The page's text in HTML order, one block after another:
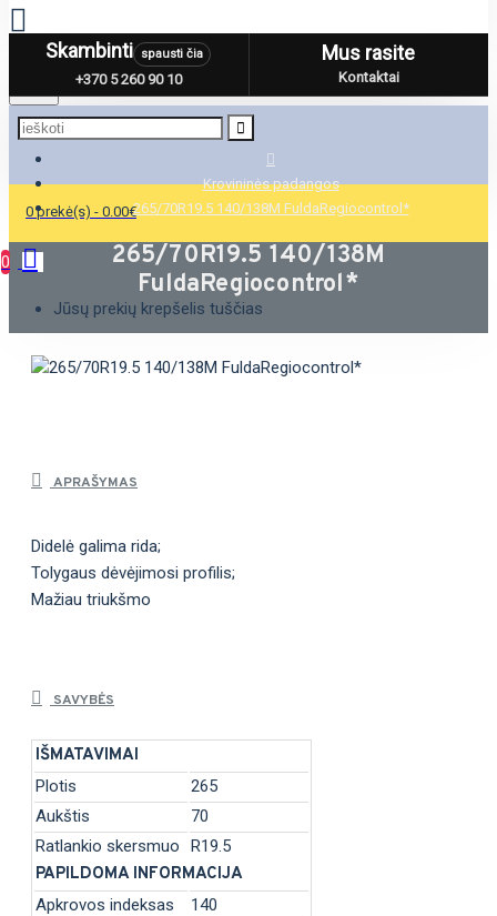
Menu
0 prekė(s) - 0.00€
0
Jūsų prekių krepšelis tuščias
Skambinti spausti čia
+370 5 260 90 10
Mus rasite
Kontaktai
Krovininės padangos
265/70R19.5 140/138M FuldaRegiocontrol*
265/70R19.5 140/138M
FuldaRegiocontrol*
APRAŠYMAS
Didelė galima rida;
Tolygaus dėvėjimosi profilis;
Mažiau triukšmo
SAVYBĖS
IŠMATAVIMAI
Plotis
265
Aukštis
70
Ratlankio skersmuo
R19.5
PAPILDOMA INFORMACIJA
Apkrovos indeksas
140